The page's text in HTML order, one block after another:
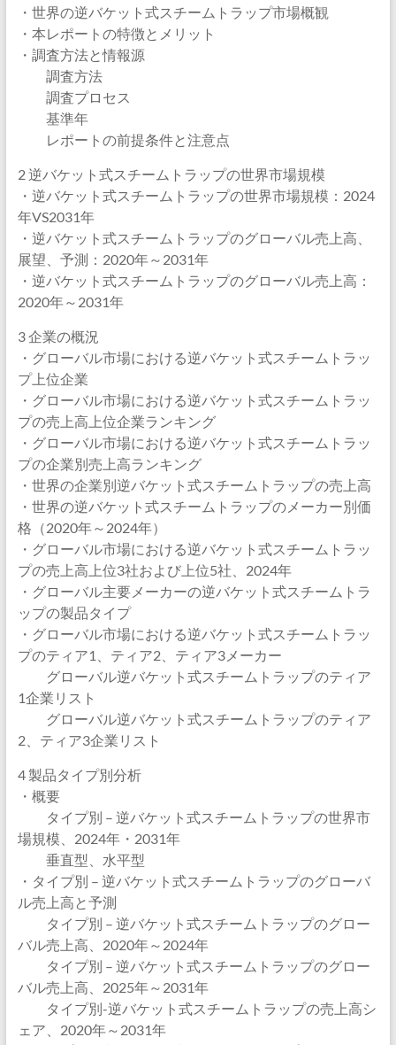
・世界の逆バケット式スチームトラップ市場概観
・本レポートの特徴とメリット
・調査方法と情報源
調査方法
調査プロセス
基準年
レポートの前提条件と注意点
2 逆バケット式スチームトラップの世界市場規模
・逆バケット式スチームトラップの世界市場規模：2024
年VS2031年
・逆バケット式スチームトラップのグローバル売上高、
展望、予測：2020年～2031年
・逆バケット式スチームトラップのグローバル売上高：
2020年～2031年
3 企業の概況
・グローバル市場における逆バケット式スチームトラッ
プ上位企業
・グローバル市場における逆バケット式スチームトラッ
プの売上高上位企業ランキング
・グローバル市場における逆バケット式スチームトラッ
プの企業別売上高ランキング
・世界の企業別逆バケット式スチームトラップの売上高
・世界の逆バケット式スチームトラップのメーカー別価
格（2020年～2024年）
・グローバル市場における逆バケット式スチームトラッ
プの売上高上位3社および上位5社、2024年
・グローバル主要メーカーの逆バケット式スチームトラ
ップの製品タイプ
・グローバル市場における逆バケット式スチームトラッ
プのティア1、ティア2、ティア3メーカー
グローバル逆バケット式スチームトラップのティア
1企業リスト
グローバル逆バケット式スチームトラップのティア
2、ティア3企業リスト
4 製品タイプ別分析
・概要
タイプ別 – 逆バケット式スチームトラップの世界市
場規模、2024年・2031年
垂直型、水平型
・タイプ別 – 逆バケット式スチームトラップのグローバ
ル売上高と予測
タイプ別 – 逆バケット式スチームトラップのグロー
バル売上高、2020年～2024年
タイプ別 – 逆バケット式スチームトラップのグロー
バル売上高、2025年～2031年
タイプ別-逆バケット式スチームトラップの売上高シ
ェア、2020年～2031年